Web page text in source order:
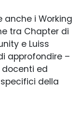
i Working
tra Chapter di
e Luiss
approfondire –
docenti ed
della